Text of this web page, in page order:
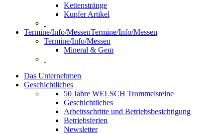
Kettenstränge
Kupfer Artikel
Termine/Info/MessenTermine/Info/Messen
Termine/Info/Messen
Mineral & Gem
Das Unternehmen
Geschichtliches
50 Jahre WELSCH Trommelsteine
Geschichtliches
Arbeitsschritte und Betriebsbesichtigung
Betriebsferien
Newsletter